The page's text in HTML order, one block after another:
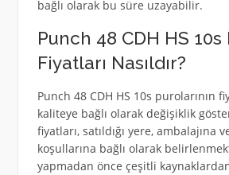
bağlı olarak bu süre uzayabilir.
Punch 48 CDH HS 10s
Fiyatları Nasıldır?
Punch 48 CDH HS 10s purolarının
kaliteye bağlı olarak değişiklik
fiyatları, satıldığı yere, ambalajına
koşullarına bağlı olarak
yapmadan önce çeşitli